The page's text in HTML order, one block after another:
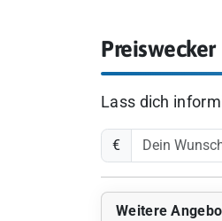
Preiswecker
Lass dich
€
Weitere